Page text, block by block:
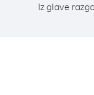
Iz glave